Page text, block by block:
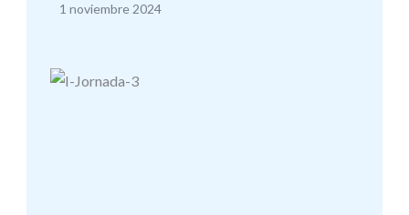
1 noviembre 2024